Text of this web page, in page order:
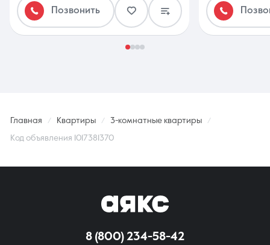
Позвонить
Главная Квартиры 3-комнатные квартиры
Код объявления 1017381370
8 (800) 234-58-42